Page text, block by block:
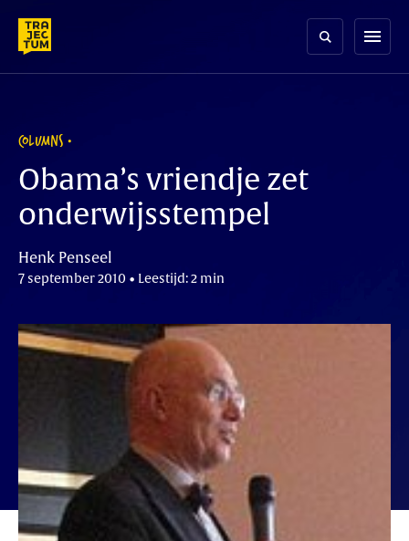
content
menu
COLUMNS
Obama’s vriendje zet
onderwijsstempel
Henk Penseel
7 september 2010 • Leestijd: 2 min